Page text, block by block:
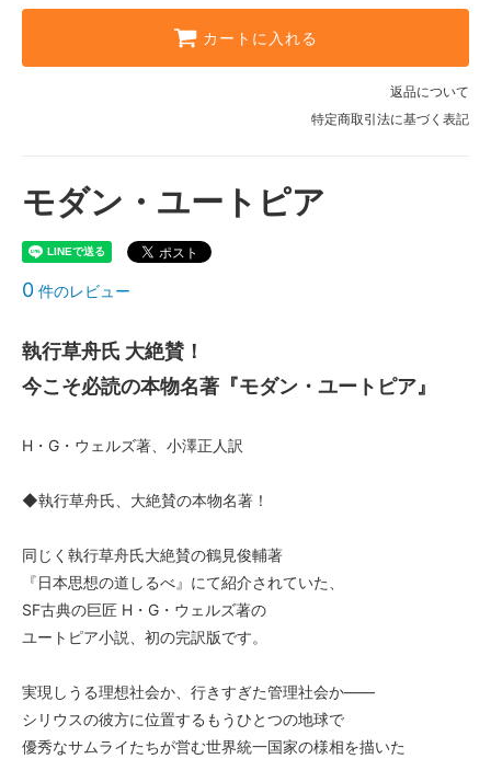
カートに入れる
返品について
特定商取引法に基づく表記
モダン・ユートピア
0 件のレビュー
執行草舟氏 大絶賛！
今こそ必読の本物名著『モダン・ユートピア』
H・G・ウェルズ著、小澤正人訳
◆執行草舟氏、大絶賛の本物名著！
同じく執行草舟氏大絶賛の鶴見俊輔著
『日本思想の道しるべ』にて紹介されていた、
SF古典の巨匠 H・G・ウェルズ著の
ユートピア小説、初の完訳版です。
実現しうる理想社会か、行きすぎた管理社会か――
シリウスの彼方に位置するもうひとつの地球で
優秀なサムライたちが営む世界統一国家の様相を描いた